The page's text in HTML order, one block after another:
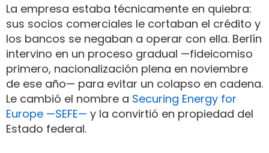
La empresa estaba técnicamente en quiebra:
sus socios comerciales le cortaban el crédito y
los bancos se negaban a operar con ella. Berlín
intervino en un proceso gradual —fideicomiso
primero, nacionalización plena en noviembre
de ese año— para evitar un colapso en cadena.
Le cambió el nombre a Securing Energy for
Europe —SEFE— y la convirtió en propiedad del
Estado federal.